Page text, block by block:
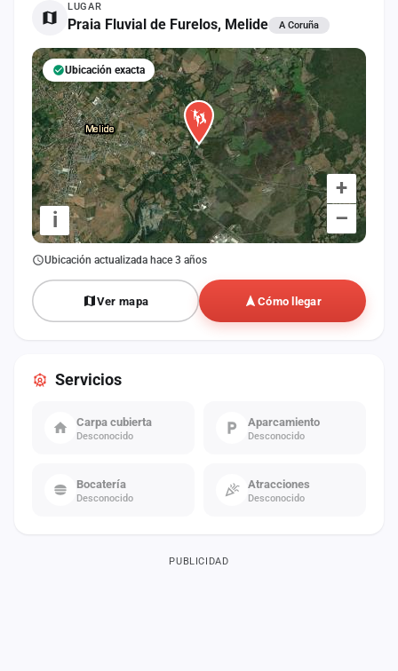
LUGAR
Praia Fluvial de Furelos, Melide A Coruña
+
–
i
Ubicación exacta
Ubicación actualizada hace 3 años
Ver mapa Cómo llegar
Servicios
Carpa cubierta
Desconocido
Aparcamiento
Desconocido
Bocatería
Desconocido
Atracciones
Desconocido
PUBLICIDAD